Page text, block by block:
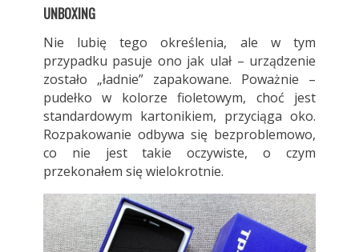
UNBOXING
Nie lubię tego określenia, ale w tym
przypadku pasuje ono jak ulał – urządzenie
zostało „ładnie” zapakowane. Poważnie –
pudełko w kolorze fioletowym, choć jest
standardowym kartonikiem, przyciąga oko.
Rozpakowanie odbywa się bezproblemowo,
co nie jest takie oczywiste, o czym
przekonałem się wielokrotnie.